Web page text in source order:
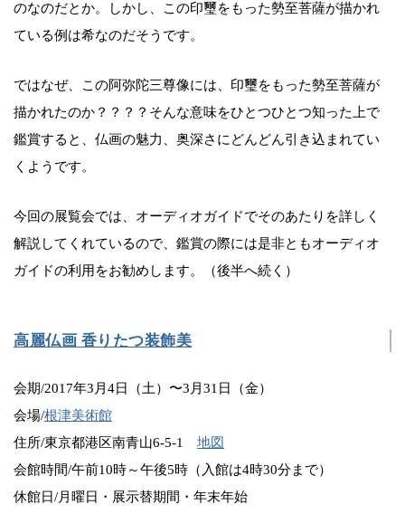
のなのだとか。しかし、この印璽をもった勢至菩薩が描かれ
ている例は希なのだそうです。
ではなぜ、この阿弥陀三尊像には、印璽をもった勢至菩薩が
描かれたのか？？？？そんな意味をひとつひとつ知った上で
鑑賞すると、仏画の魅力、奥深さにどんどん引き込まれてい
くようです。
今回の展覧会では、オーディオガイドでそのあたりを詳しく
解説してくれているので、鑑賞の際には是非ともオーディオ
ガイドの利用をお勧めします。（後半へ続く）
高麗仏画 香りたつ装飾美
会期/2017年3月4日（土）〜3月31日（金）
会場/根津美術館
住所/東京都港区南青山6-5-1 地図
会館時間/午前10時～午後5時（入館は4時30分まで）
休館日/月曜日・展示替期間・年末年始